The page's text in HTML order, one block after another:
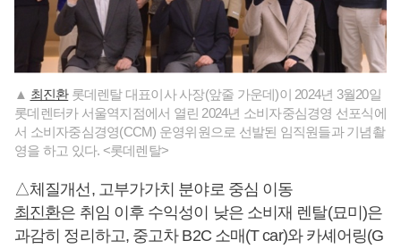
▲ 최진환롯데렌탈 대표이사 사장(앞줄 가운데)이 2024년 3월20일
롯데렌터카 서울역지점에서 열린 2024년 소비자중심경영 선포식에
서 소비자중심경영(CCM) 운영위원으로 선발된 임직원들과 기념촬
영을 하고 있다. <롯데렌탈>
△체질개선, 고부가가치 분야로 중심 이동
최진환은 취임 이후 수익성이 낮은 소비재 렌탈(묘미)은
과감히 정리하고, 중고차 B2C 소매(T car)와 카셰어링(G